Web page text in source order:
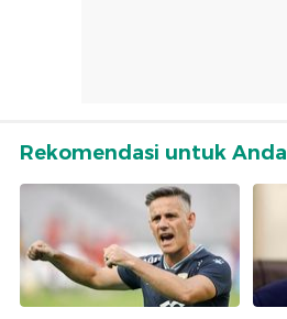
Rekomendasi untuk Anda